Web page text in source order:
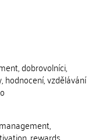
dobrovolníci,
hodnocení, vzdělávání